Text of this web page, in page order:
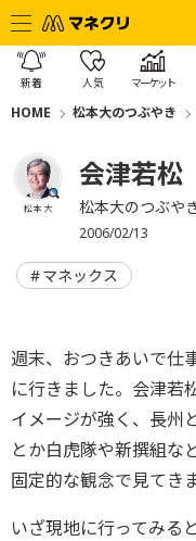
新着 人気 マーケット
HOME 松本大のつぶやき
松本 大
会津若松
松本大のつぶや
2006/02/13
マネックス
週末、おつきあいで仕
に行きました。会津若
イメージが強く、長州
とか白虎隊や新撰組な
固定的な観念で見てき
いざ現地に行ってみる